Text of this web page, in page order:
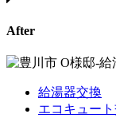
After
給湯器交換
エコキュー